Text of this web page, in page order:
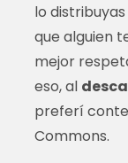
lo
que alguien
mejor
eso, al
preferí
Commons.